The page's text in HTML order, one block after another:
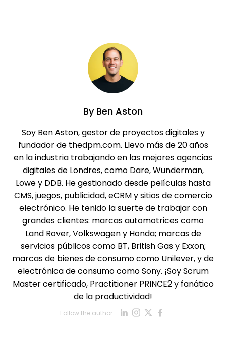
ByBen Aston
Soy Ben Aston, gestor de proyectos digitales y
fundador de thedpm.com. Llevo más de 20 años
en la industria trabajando en las mejores agencias
digitales de Londres, como Dare, Wunderman,
Lowe y DDB. He gestionado desde películas hasta
CMS, juegos, publicidad, eCRM y sitios de comercio
electrónico. He tenido la suerte de trabajar con
grandes clientes: marcas automotrices como
Land Rover, Volkswagen y Honda; marcas de
servicios públicos como BT, British Gas y Exxon;
marcas de bienes de consumo como Unilever, y de
electrónica de consumo como Sony. ¡Soy Scrum
Master certificado, Practitioner PRINCE2 y fanático
de la productividad!
Follow the author: Opens new
Opens new
Opens new
Opens